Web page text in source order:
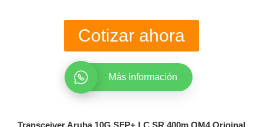
Cotizar ahora
Más información
Transceiver Aruba 10G SFP+ LC SR 400m OM4 Original